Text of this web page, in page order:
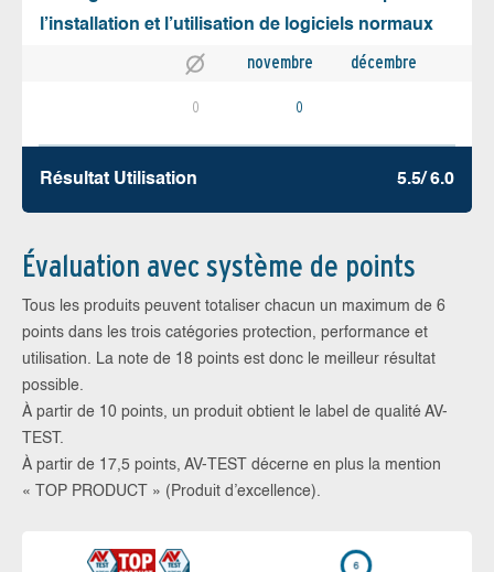
l’installation et l’utilisation de logiciels normaux
novembre décembre
0 0
Résultat Utilisation 5.5/ 6.0
Évaluation avec système de points
Tous les produits peuvent totaliser chacun un maximum de 6
points dans les trois catégories protection, performance et
utilisation. La note de 18 points est donc le meilleur résultat
possible.
À partir de 10 points, un produit obtient le label de qualité AV-
TEST.
À partir de 17,5 points, AV-TEST décerne en plus la mention
« TOP PRODUCT » (Produit d’excellence).